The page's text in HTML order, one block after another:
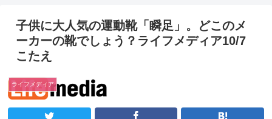
子供に大人気の運動靴「瞬足」。どこのメ
ーカーの靴でしょう？ライフメディア10/7
こたえ
ライフメディア